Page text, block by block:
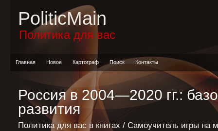
PoliticMain
Политика для вас
Главная Новое Картограф Поиск Контакты
Россия в 2004—2020 гг.:
развития
Политика для вас в книгах / Самоучитель игры на